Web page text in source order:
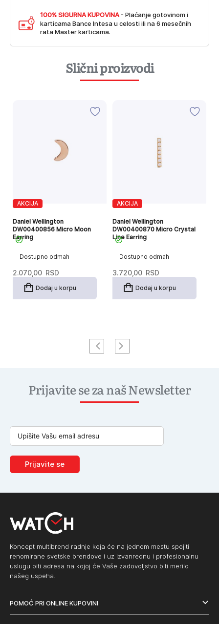
100% SIGURNA KUPOVINA - Plaćanje gotovinom i
karticama Bance Intesa u celosti ili na 6 mesečnih
rata Master karticama.
Slični proizvodi
Dostupno odmah
AKCIJA
Daniel Wellington
DW00400856 Micro Moon
Earring
2.070,00 RSD
Dodaj u korpu
Dostupno odmah
AKCIJA
Daniel Wellington
DW00400870 Micro Crystal
Line Earring
3.720,00 RSD
Dodaj u korpu
Prijavite se za naš Newsletter
Prijavite se
Koncept multibrend radnje koja će na jednom mestu spojiti
renomirane svetske brendove i uz izvanrednu i profesionalnu
uslugu biti adresa na kojoj će Vaše zadovoljstvo biti merilo
našeg uspeha.
POMOĆ PRI ONLINE KUPOVINI